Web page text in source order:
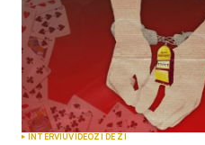
INTERVIUVIDEOZI DE ZI